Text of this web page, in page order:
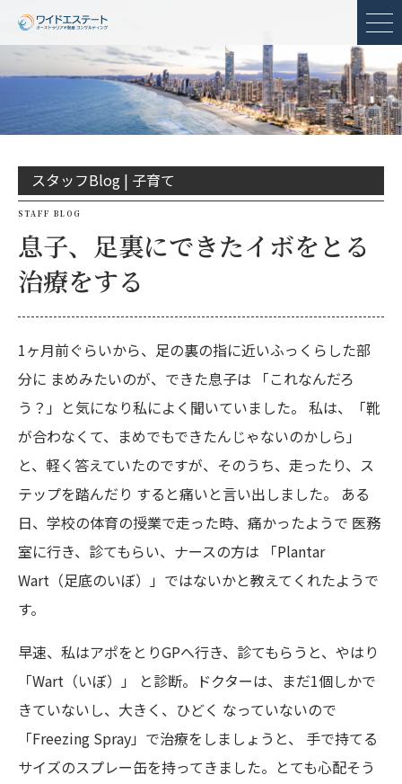
メ
スタッフBlog | 子育て
STAFF BLOG
息子、足裏にできたイボをとる
治療をする
1ヶ月前ぐらいから、足の裏の指に近いふっくらした部
分に まめみたいのが、できた息子は 「これなんだろ
う？」と気になり私によく聞いていました。 私は、「靴
が合わなくて、まめでもできたんじゃないのかしら」
と、軽く答えていたのですが、そのうち、走ったり、ス
テップを踏んだり すると痛いと言い出しました。 ある
日、学校の体育の授業で走った時、痛かったようで 医務
室に行き、診てもらい、ナースの方は 「Plantar
Wart（足底のいぼ）」ではないかと教えてくれたようで
す。
早速、私はアポをとりGPへ行き、診てもらうと、やはり
「Wart（いぼ）」 と診断。ドクターは、まだ1個しかで
きていないし、大きく、ひどく なっていないので
「Freezing Spray」で治療をしましょうと、 手で持てる
サイズのスプレー缶を持ってきました。とても心配そう